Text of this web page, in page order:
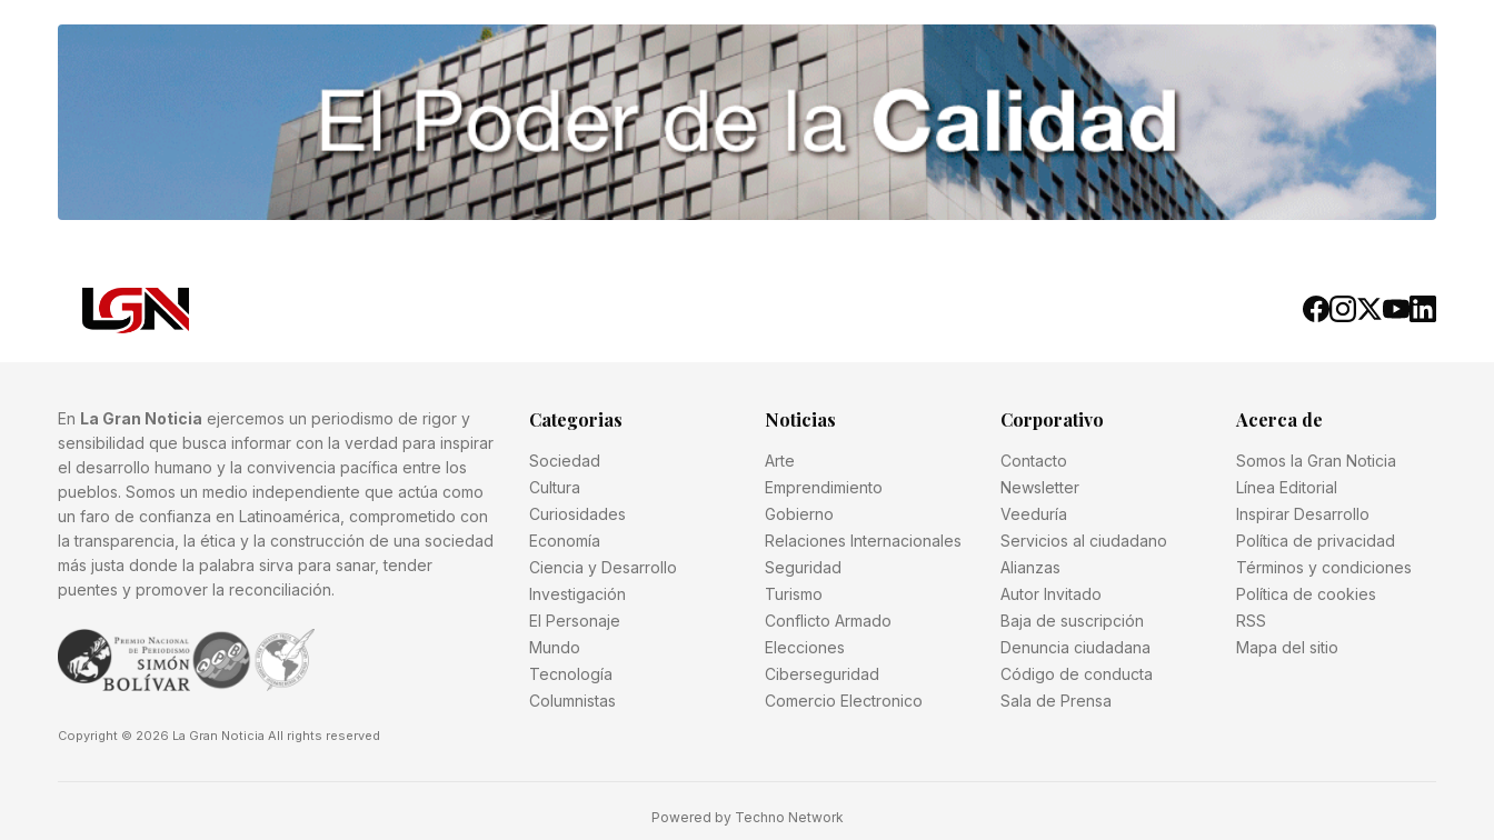
En La Gran Noticia ejercemos un periodismo de rigor y
sensibilidad que busca informar con la verdad para inspirar
el desarrollo humano y la convivencia pacífica entre los
pueblos. Somos un medio independiente que actúa como
un faro de confianza en Latinoamérica, comprometido con
la transparencia, la ética y la construcción de una sociedad
más justa donde la palabra sirva para sanar, tender
puentes y promover la reconciliación.
Copyright © 2026 La Gran Noticia All rights reserved
Categorias
Sociedad
Cultura
Curiosidades
Economía
Ciencia y Desarrollo
Investigación
El Personaje
Mundo
Tecnología
Columnistas
Noticias
Arte
Emprendimiento
Gobierno
Relaciones Internacionales
Seguridad
Turismo
Conflicto Armado
Elecciones
Ciberseguridad
Comercio Electronico
Corporativo
Contacto
Newsletter
Veeduría
Servicios al ciudadano
Alianzas
Autor Invitado
Baja de suscripción
Denuncia ciudadana
Código de conducta
Sala de Prensa
Acerca de
Somos la Gran Noticia
Línea Editorial
Inspirar Desarrollo
Política de privacidad
Términos y condiciones
Política de cookies
RSS
Mapa del sitio
Powered by Techno Network